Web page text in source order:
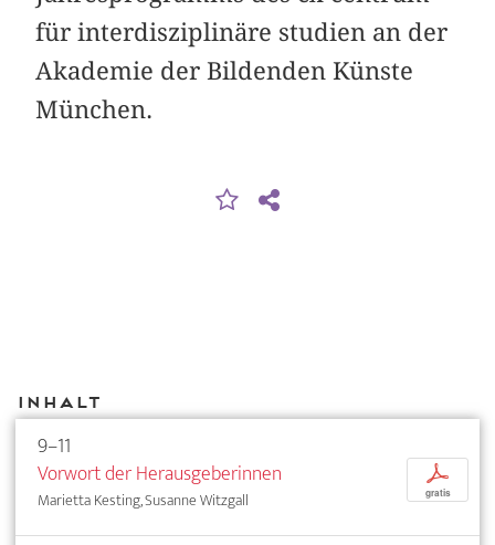
für interdisziplinäre studien an der
Akademie der Bildenden Künste
München.
Inhalt
9–11
Vorwort der Herausgeberinnen
Marietta Kesting, Susanne Witzgall
p
gratis